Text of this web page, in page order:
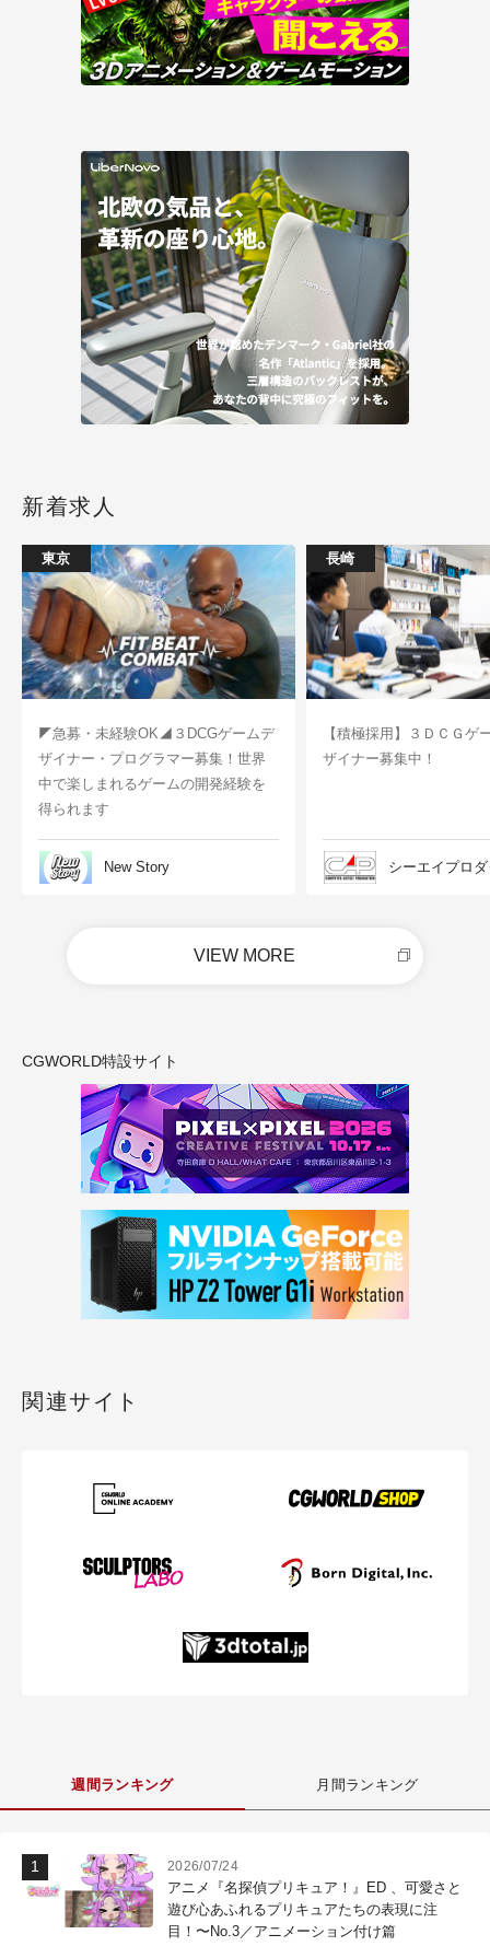
新着求人
東京
◤急募・未経験OK◢３DCGゲームデ
ザイナー・プログラマー募集！世界
中で楽しまれるゲームの開発経験を
得られます
New Story
長崎
【積極採用】３ＤＣＧゲ
ザイナー募集中！
シーエイプロ
VIEW MORE
CGWORLD特設サイト
関連サイト
週間ランキング 月間ランキング
2026/07/24
アニメ『名探偵プリキュア！』ED 、可愛さと
遊び心あふれるプリキュアたちの表現に注
目！〜No.3／アニメーション付け篇